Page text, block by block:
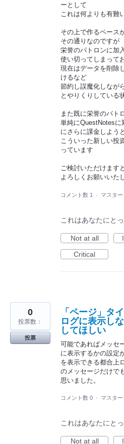
ーとして
これは何よりも有難
その上で作るペース
その通りなのですが
栄誉のパトロンに加
使い切ってしまって
現在はデータを削除
けるなど
節約し誤魔化しなが
とやりくりしている
また既に栄誉のパト
単純にQuestNotesに
にさらに課金しよう
こういった新しい投
っています
ご検討いただけます
よろしくお願いいた
コメント数 1 · マスター
これはあなたにと
Not at all
Critical
「ページ」タ
ログに表示し
してほしい
可能であればメッセ
に表示するかの設定
を表示できる都合上
のメッセージだけで
思いました。
0
投票数：
投票
コメント数 0 · マスター
これはあなたにと
Not at all